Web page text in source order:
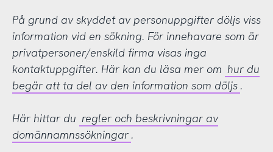
På grund av skyddet av personuppgifter döljs viss
information vid en sökning. För innehavare som är
privatpersoner/enskild firma visas inga
kontaktuppgifter. Här kan du läsa mer om hur du
begär att ta del av den information som döljs .
Här hittar du regler och beskrivningar av
domännamnssökningar .